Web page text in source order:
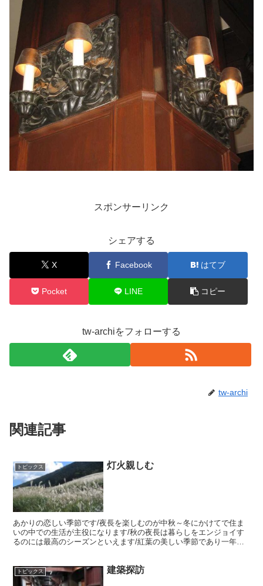
スポンサーリンク
シェアする
X Facebook はてブ
Pocket LINE コピー
tw-archiをフォローする
tw-archi
関連記事
トピックス 灯火親しむ
あかりの恋しい季節です/夜長を楽しむのが中秋～冬にかけてで住ま
いの中での生活が主役になります/秋の夜長は暮らしをエンジョイす
るのには最高のシーズンといえます/紅葉の美しい季節であり一年の
トピックス 建築探訪